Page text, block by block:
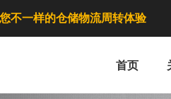
不一样的仓储物流周转体验
首页